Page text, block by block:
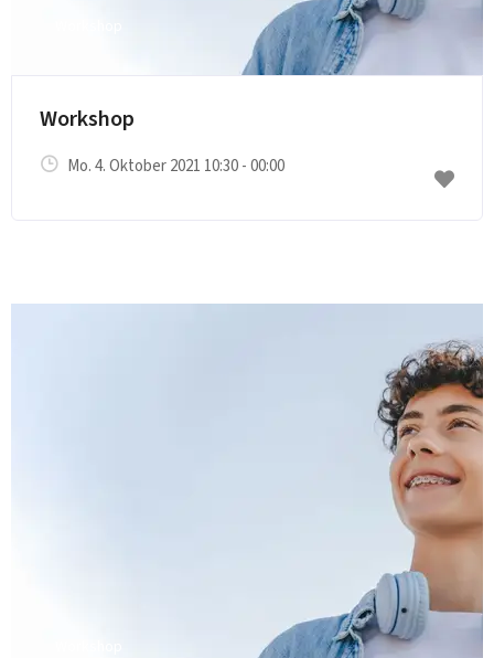
Workshop
Mo. 4. Oktober 2021 10:30 - 00:00